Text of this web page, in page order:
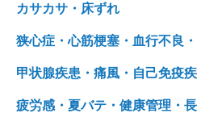
カサカサ・床ずれ
狭心症・心筋梗塞・血行不良
甲状腺疾患・痛風・自己免疫
疲労感・夏バテ・健康管理・